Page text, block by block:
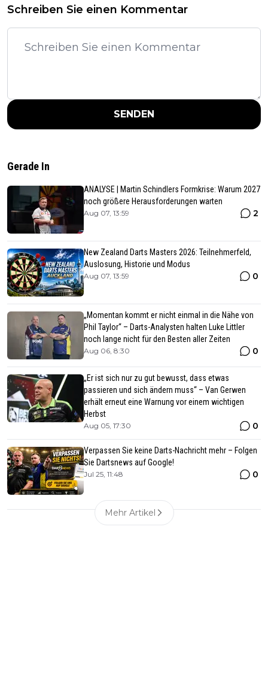
Schreiben Sie einen Kommentar
SENDEN
Gerade In
ANALYSE | Martin Schindlers Formkrise: Warum 2027
noch größere Herausforderungen warten
Aug 07, 13:59 2
New Zealand Darts Masters 2026: Teilnehmerfeld,
Auslosung, Historie und Modus
Aug 07, 13:59 0
„Momentan kommt er nicht einmal in die Nähe von
Phil Taylor“ – Darts-Analysten halten Luke Littler
noch lange nicht für den Besten aller Zeiten
Aug 06, 8:30 0
„Er ist sich nur zu gut bewusst, dass etwas
passieren und sich ändern muss“ – Van Gerwen
erhält erneut eine Warnung vor einem wichtigen
Herbst
Aug 05, 17:30 0
Verpassen Sie keine Darts-Nachricht mehr – Folgen
Sie Dartsnews auf Google!
Jul 25, 11:48 0
Mehr Artikel